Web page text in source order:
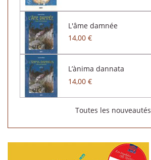
L'âme damnée
14,00 €
L’ànima dannata
14,00 €
Toutes les nouveautés